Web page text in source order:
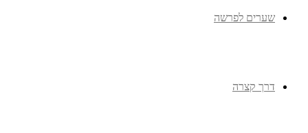
שערים לפרשה
דרך קצרה